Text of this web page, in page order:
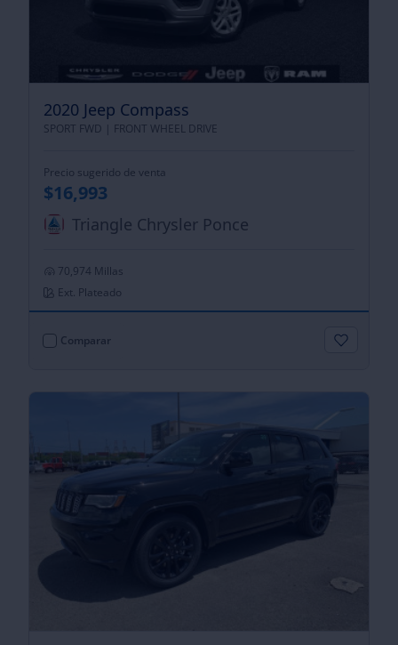
2020 Jeep Compass
SPORT FWD | FRONT WHEEL DRIVE
Precio sugerido de venta
$16,993
Triangle Chrysler Ponce
70,974 Millas
Ext. Plateado
Comparar